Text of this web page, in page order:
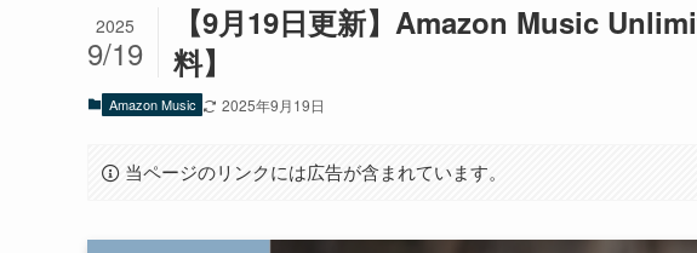
【9月19日更新】Amazon Music
料】
2025
9/19
Amazon Music 2025年9月19日
当ページのリンクには広告が含まれています。